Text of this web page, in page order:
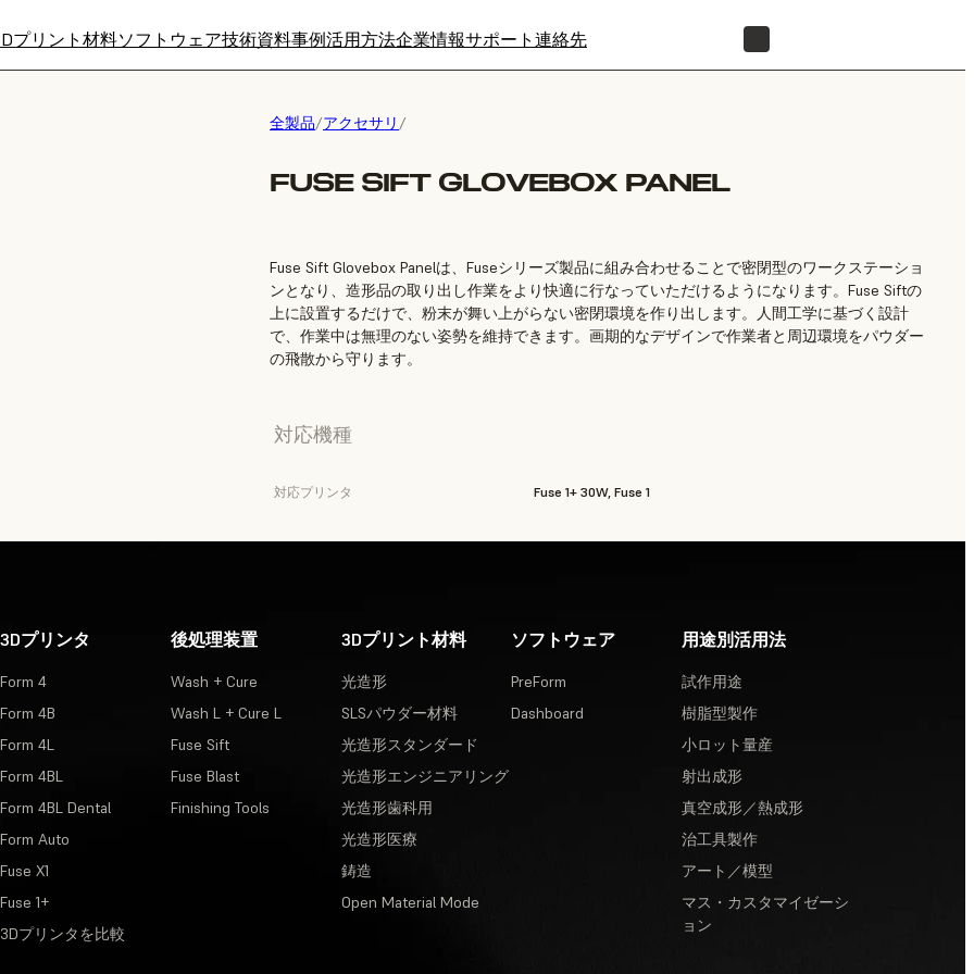
プリント材料ソフトウェア技術資料事例活用方法企業情報サポート 連絡先
全製品/アクセサリ /
FUSE SIFT GLOVEBOX PANEL
Fuse Sift Glovebox Panelは、Fuseシリーズ製品に組み合わせることで密閉型のワークステーショ
ンとなり、造形品の取り出し作業をより快適に行なっていただけるようになります。Fuse Siftの
上に設置するだけで、粉末が舞い上がらない密閉環境を作り出します。人間工学に基づく設計
で、作業中は無理のない姿勢を維持できます。画期的なデザインで作業者と周辺環境をパウダー
の飛散から守ります。
対応機種
対応プリンタ Fuse 1+ 30W, Fuse 1
3Dプリンタ
Form 4
Form 4B
Form 4L
Form 4BL
Form 4BL Dental
Form Auto
Fuse X1
Fuse 1+
3Dプリンタを比較
後処理装置
Wash + Cure
Wash L + Cure L
Fuse Sift
Fuse Blast
Finishing Tools
3Dプリント材料
光造形
SLSパウダー材料
光造形スタンダード
光造形エンジニアリング
光造形歯科用
光造形医療
鋳造
Open Material Mode
ソフトウェア
PreForm
Dashboard
用途別活用法
試作用途
樹脂型製作
小ロット量産
射出成形
真空成形／熱成形
治工具製作
アート／模型
マス・カスタマイゼーシ
ョン